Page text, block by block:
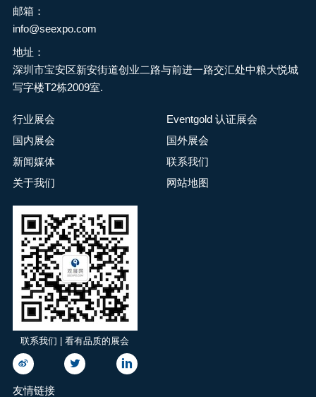
邮箱：
info@seexpo.com
地址：
深圳市宝安区新安街道创业二路与前进一路交汇处中粮大悦城
写字楼T2栋2009室.
行业展会
Eventgold 认证展会
国内展会
国外展会
新闻媒体
联系我们
关于我们
网站地图
联系我们 | 看有品质的展会
友情链接